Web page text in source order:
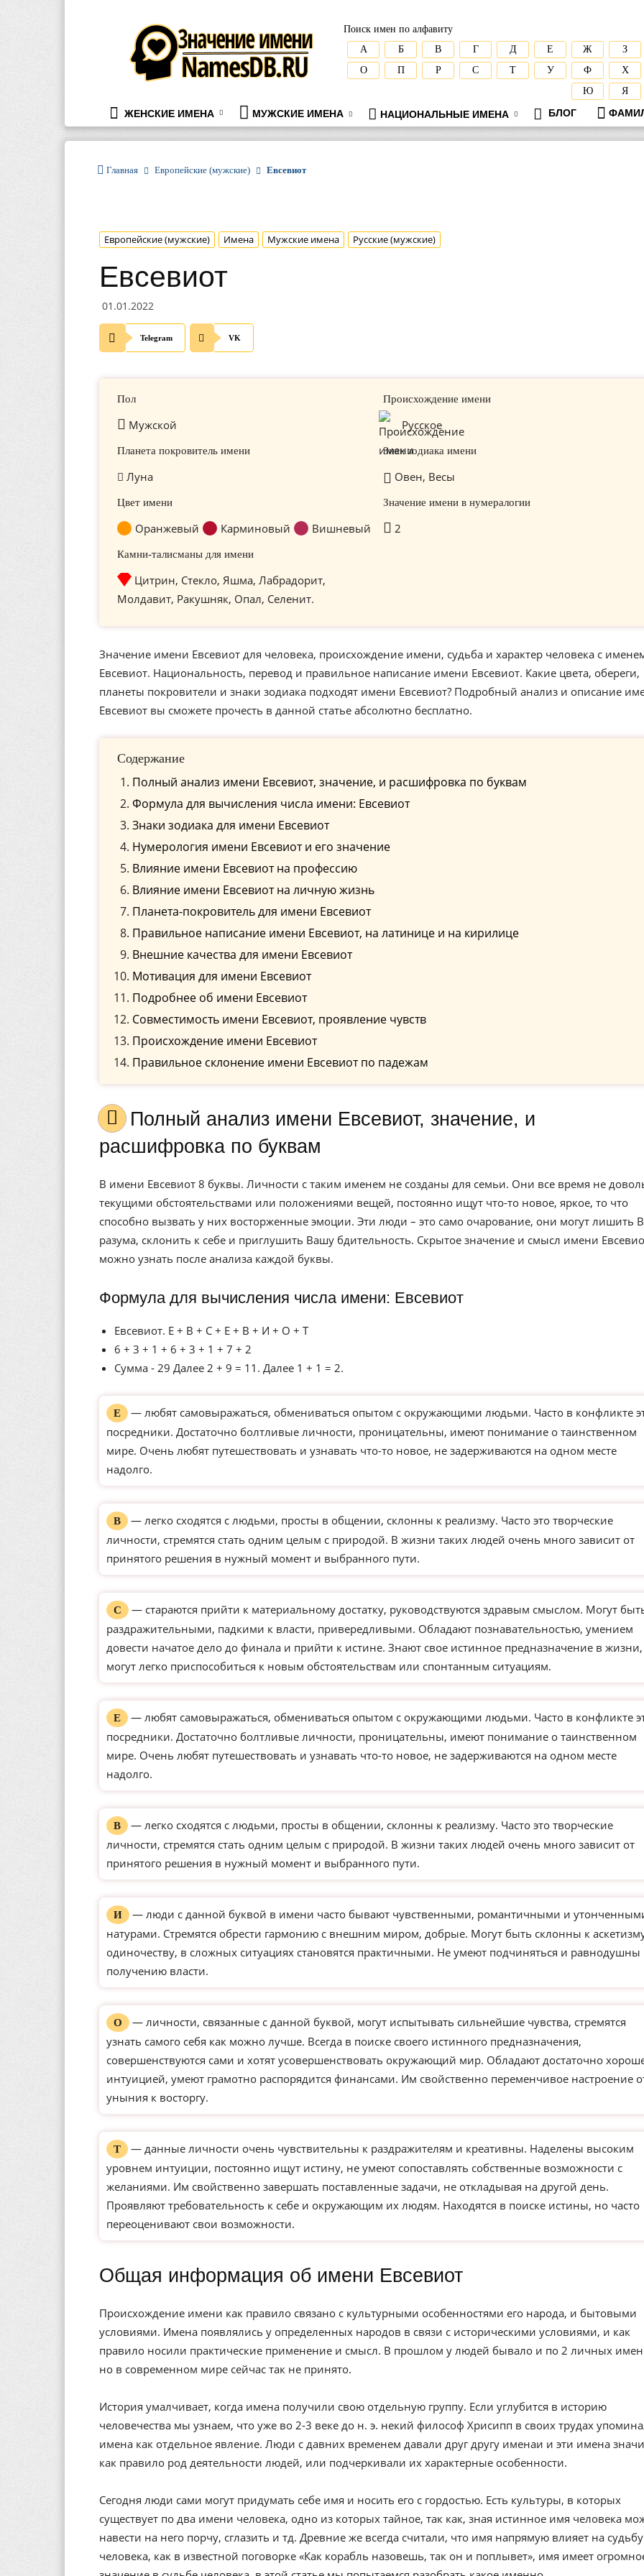
namesdb.ru
Поиск имен по алфавиту
А
Б В Г Д Е Ж
З
О
П Р С Т У Ф
Х
Ю
Я
ЖЕНСКИЕ ИМЕНА МУЖСКИЕ ИМЕНА НАЦИОНАЛЬНЫЕ ИМЕНА БЛОГ
Главная Европейские (мужские) Евсевиот
Европейские (мужские) Имена Мужские имена Русские (мужские)
Евсевиот
01.01.2022
Telegram VK
Пол
Мужской
Происхождение имени
Русское
Планета покровитель имени
Луна
Знак зодиака имени
Овен, Весы
Цвет имени
Оранжевый Карминовый Вишневый
Значение имени в нумералогии
2
Камни-талисманы для имени
Цитрин, Стекло, Яшма, Лабрадорит,
Молдавит, Ракушняк, Опал, Селенит.
Значение имени Евсевиот для человека, происхождение имени, судьба и характер человека с
Евсевиот. Национальность, перевод и правильное написание имени Евсевиот. Какие цвета, обереги,
планеты покровители и знаки зодиака подходят имени Евсевиот? Подробный анализ и описание
Евсевиот вы сможете прочесть в данной статье абсолютно бесплатно.
Содержание
Полный анализ имени Евсевиот, значение, и расшифровка по буквам
Формула для вычисления числа имени: Евсевиот
Знаки зодиака для имени Евсевиот
Нумерология имени Евсевиот и его значение
Влияние имени Евсевиот на профессию
Влияние имени Евсевиот на личную жизнь
Планета-покровитель для имени Евсевиот
Правильное написание имени Евсевиот, на латинице и на кирилице
Внешние качества для имени Евсевиот
Мотивация для имени Евсевиот
Подробнее об имени Евсевиот
Совместимость имени Евсевиот, проявление чувств
Происхождение имени Евсевиот
Правильное склонение имени Евсевиот по падежам
Полный анализ имени Евсевиот, значение, и
расшифровка по буквам
В имени Евсевиот 8 буквы. Личности с таким именем не созданы для семьи. Они все время не
текущими обстоятельствами или положениями вещей, постоянно ищут что-то новое, яркое, то что
способно вызвать у них восторженные эмоции. Эти люди – это само очарование, они могут лишить
разума, склонить к себе и приглушить Вашу бдительность. Скрытое значение и смысл имени
можно узнать после анализа каждой буквы.
Формула для вычисления числа имени: Евсевиот
Евсевиот. Е + В + С + Е + В + И + О + Т
6 + 3 + 1 + 6 + 3 + 1 + 7 + 2
Сумма - 29 Далее 2 + 9 = 11. Далее 1 + 1 = 2.
Е
— любят самовыражаться, обмениваться опытом с окружающими людьми. Часто в конфликте
посредники. Достаточно болтливые личности, проницательны, имеют понимание о таинственном
мире. Очень любят путешествовать и узнавать что-то новое, не задерживаются на одном месте
надолго.
В
— легко сходятся с людьми, просты в общении, склонны к реализму. Часто это творческие
личности, стремятся стать одним целым с природой. В жизни таких людей очень много зависит от
принятого решения в нужный момент и выбранного пути.
С
— стараются прийти к материальному достатку, руководствуются здравым смыслом. Могут
раздражительными, падкими к власти, привередливыми. Обладают познавательностью, умением
довести начатое дело до финала и прийти к истине. Знают свое истинное предназначение в жизни,
могут легко приспособиться к новым обстоятельствам или спонтанным ситуациям.
Е
— любят самовыражаться, обмениваться опытом с окружающими людьми. Часто в конфликте
посредники. Достаточно болтливые личности, проницательны, имеют понимание о таинственном
мире. Очень любят путешествовать и узнавать что-то новое, не задерживаются на одном месте
надолго.
В
— легко сходятся с людьми, просты в общении, склонны к реализму. Часто это творческие
личности, стремятся стать одним целым с природой. В жизни таких людей очень много зависит от
принятого решения в нужный момент и выбранного пути.
И
— люди с данной буквой в имени часто бывают чувственными, романтичными и
натурами. Стремятся обрести гармонию с внешним миром, добрые. Могут быть склонны к
одиночеству, в сложных ситуациях становятся практичными. Не умеют подчиняться и равнодушны
получению власти.
О
— личности, связанные с данной буквой, могут испытывать сильнейшие чувства, стремятся
узнать самого себя как можно лучше. Всегда в поиске своего истинного предназначения,
совершенствуются сами и хотят усовершенствовать окружающий мир. Обладают достаточно
интуицией, умеют грамотно распорядится финансами. Им свойственно переменчивое настроение
уныния к восторгу.
Т
— данные личности очень чувствительны к раздражителям и креативны. Наделены высоким
уровнем интуиции, постоянно ищут истину, не умеют сопоставлять собственные возможности с
желаниями. Им свойственно завершать поставленные задачи, не откладывая на другой день.
Проявляют требовательность к себе и окружающим их людям. Находятся в поиске истины, но часто
переоценивают свои возможности.
Общая информация об имени Евсевиот
Происхождение имени как правило связано с культурными особенностями его народа, и бытовыми
условиями. Имена появлялись у определенных народов в связи с историческими условиями, и как
правило носили практические применение и смысл. В прошлом у людей бывало и по 2 личных
но в современном мире сейчас так не принято.
История умалчивает, когда имена получили свою отдельную группу. Если углубится в историю
человечества мы узнаем, что уже во 2-3 веке до н. э. некий философ Хрисипп в своих трудах
имена как отдельное явление. Люди с давних временем давали друг другу именаи и эти имена
как правило род деятельности людей, или подчеркивали их характерные особенности.
Сегодня люди сами могут придумать себе имя и носить его с гордостью. Есть культуры, в которых
существует по два имени человека, одно из которых тайное, так как, зная истинное имя человека
навести на него порчу, сглазить и тд. Древние же всегда считали, что имя напрямую влияет на судьбу
человека, как в известной поговорке «Как корабль назовешь, так он и поплывет», имя имеет